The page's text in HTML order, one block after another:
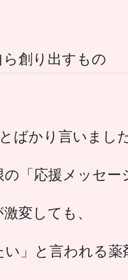
ら創り出すもの
ばかり言いまし
「応援メッセー
変しても、
」と言われる薬